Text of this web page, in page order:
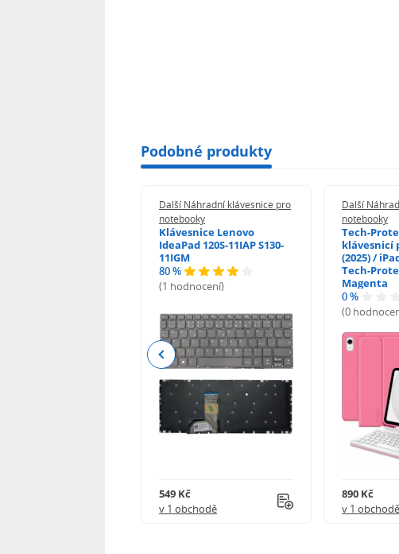
Podobné produkty
Další Náhradní klávesnice pro
notebooky
Klávesnice Lenovo
IdeaPad 120S-11IAP S130-
11IGM
80 %
(1 hodnocení)
549 Kč
v 1 obchodě
Další
notebooky
Tech-
klávesnicí
(2025) /
Tech-
Magenta
0 %
(0
890 Kč
v 1 obchodě
Previous